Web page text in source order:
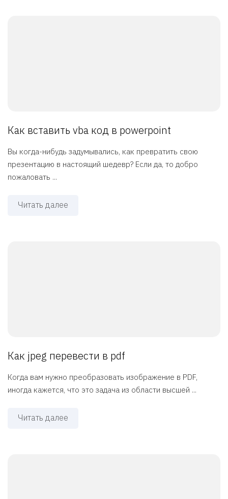
Как вставить vba код в powerpoint
Вы когда-нибудь задумывались, как превратить свою
презентацию в настоящий шедевр? Если да, то добро
пожаловать ...
Читать далее
Как jpeg перевести в pdf
Когда вам нужно преобразовать изображение в PDF,
иногда кажется, что это задача из области высшей ...
Читать далее